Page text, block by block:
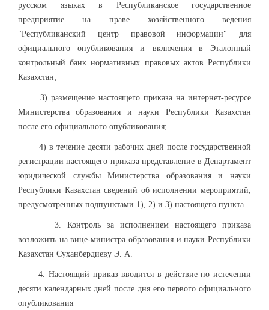
русском языках в Республиканское государственное
предприятие на праве хозяйственного ведения
"Республиканский центр правовой информации" для
официального опубликования и включения в Эталонный
контрольный банк нормативных правовых актов Республики
Казахстан;
3) размещение настоящего приказа на интернет-ресурсе
Министерства образования и науки Республики Казахстан
после его официального опубликования;
4) в течение десяти рабочих дней после государственной
регистрации настоящего приказа представление в Департамент
юридической службы Министерства образования и науки
Республики Казахстан сведений об исполнении мероприятий,
предусмотренных подпунктами 1), 2) и 3) настоящего пункта.
3. Контроль за исполнением настоящего приказа
возложить на вице-министра образования и науки Республики
Казахстан Суханбердиеву Э. А.
4. Настоящий приказ вводится в действие по истечении
десяти календарных дней после дня его первого официального
опубликования